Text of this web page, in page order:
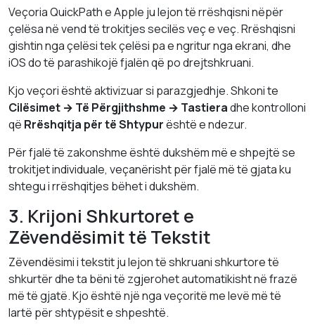
Veçoria QuickPath e Apple ju lejon të rrëshqisni nëpër
çelësa në vend të trokitjes secilës veç e veç. Rrëshqisni
gishtin nga çelësi tek çelësi pa e ngritur nga ekrani, dhe
iOS do të parashikojë fjalën që po drejtshkruani.
Kjo veçori është aktivizuar si parazgjedhje. Shkoni te
Cilësimet → Të Përgjithshme → Tastieradhe kontrolloni
që Rrëshqitja për të Shtypurështë e ndezur.
Për fjalë të zakonshme është dukshëm më e shpejtë se
trokitjet individuale, veçanërisht për fjalë më të gjata ku
shtegu i rrëshqitjes bëhet i dukshëm.
3. Krijoni Shkurtoret e
Zëvendësimit të Tekstit
Zëvendësimi i tekstit ju lejon të shkruani shkurtore të
shkurtër dhe ta bëni të zgjerohet automatikisht në frazë
më të gjatë. Kjo është një nga veçoritë me levë më të
lartë për shtypësit e shpeshtë.